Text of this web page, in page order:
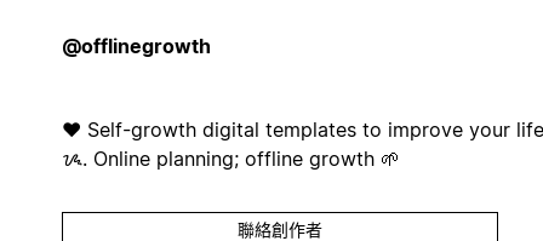
@offlinegrowth
❤️ Self-growth digital templates to improve your
ᝰ. Online planning; offline growth 🌱
聯絡創作者